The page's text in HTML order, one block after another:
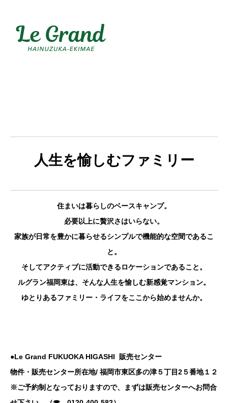
人生を愉しむファミリー
住まいは暮らしのベースキャンプ。
必要以上に贅沢さはいらない。
家族が日常を豊かに暮らせるシンプルで機能的な空間であるこ
と。
そしてアクティブに活動できるロケーションであること。
ルグラン福岡東は、そんな人生を愉しむ新感覚マンション。
ゆとりあるファミリー・ライフをここから始めませんか。
●Le Grand FUKUOKA HIGASHI 販売センター
物件・販売センター所在地/ 福岡市東区多の津５丁目2５番地１２
※ご予約制となっておりますので、まずは販売センターへお問合